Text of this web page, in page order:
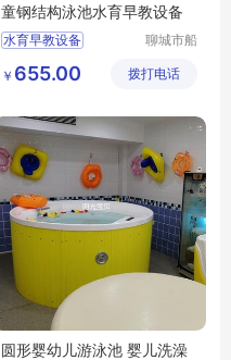
童钢结构泳池水育早教设备
水育早教设备
婴幼儿游泳池
聊城市船
乐设备有
￥ 655.00 拨打电话
圆形婴幼儿游泳池 婴儿洗澡